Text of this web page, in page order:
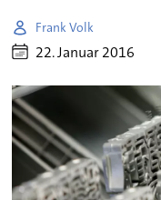
Frank Volk
22. Januar 2016